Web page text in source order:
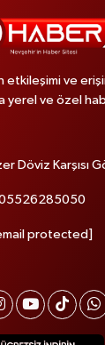
ve
yerel ve özel
Döviz Karşısı
protected]